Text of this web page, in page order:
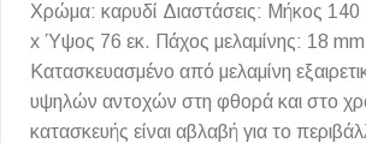
Χρώμα: καρυδί Διαστάσεις: Μήκος
x Ύψος 76 εκ. Πάχος μελαμίνης: 18
Κατασκευασμένο από μελαμίνη
υψηλών αντοχών στη φθορά και στο
κατασκευής είναι αβλαβή για το